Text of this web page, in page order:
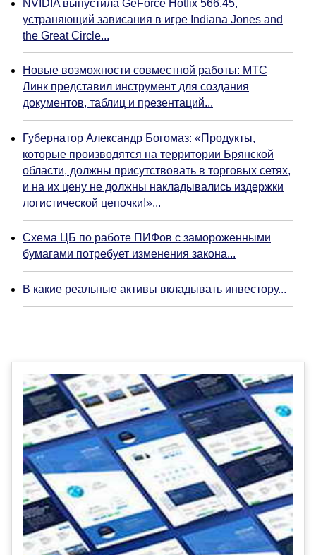
NVIDIA выпустила GeForce Hotfix 566.45,
устраняющий зависания в игре Indiana Jones and
the Great Circle...
Новые возможности совместной работы: МТС
Линк представил инструмент для создания
документов, таблиц и презентаций...
Губернатор Александр Богомаз: «Продукты,
которые производятся на территории Брянской
области, должны присутствовать в торговых сетях,
и на их цену не должны накладывались издержки
логистической цепочки!»...
Схема ЦБ по работе ПИФов с замороженными
бумагами потребует изменения закона...
В какие реальные активы вкладывать инвестору...